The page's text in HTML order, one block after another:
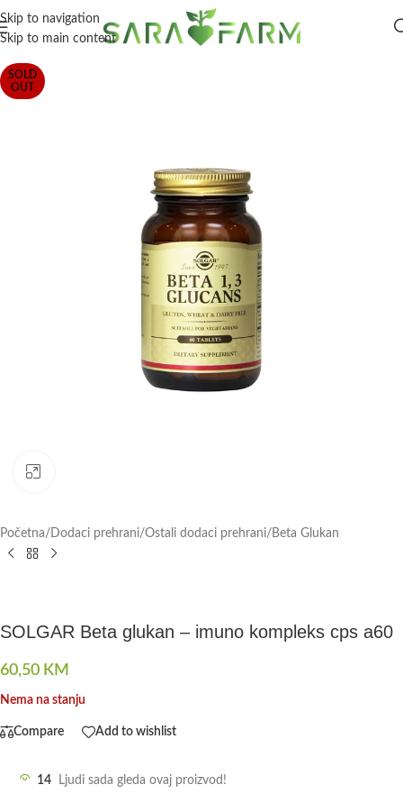
Skip to navigation
Skip to main content
SOLD
OUT
Početna/ Dodaci prehrani/Ostali dodaci prehrani/Beta Glukan
SOLGAR Beta glukan – imuno kompleks cps a60
60,50 KM
Nema na stanju
Compare Add to wishlist
14 Ljudi sada gleda ovaj proizvod!